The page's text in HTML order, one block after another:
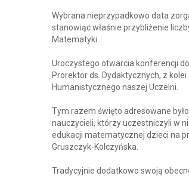
Wybrana nieprzypadkowo data
stanowiąc właśnie przybliżenie
Matematyki.
Uroczystego otwarcia konferencji
Prorektor ds. Dydaktycznych, z
Humanistycznego naszej Uczelni.
Tym razem święto adresowane
nauczycieli, którzy uczestniczyli w
edukacji matematycznej dzieci na
Gruszczyk-Kolczyńska.
Tradycyjnie dodatkowo swoją